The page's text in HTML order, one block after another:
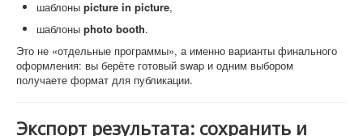
шаблоны picture in picture,
шаблоны photo booth.
Это не «отдельные программы», а именно варианты финального
оформления: вы берёте готовый swap и одним выбором
получаете формат для публикации.
Экспорт результата: сохранить и